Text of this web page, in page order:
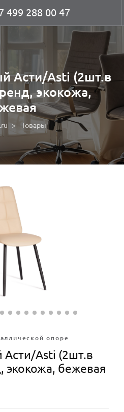
499 288 00 47
Асти/Asti (2шт.в
экокожа,
Товары
опоре
Асти/Asti (2шт.в
экокожа, бежевая